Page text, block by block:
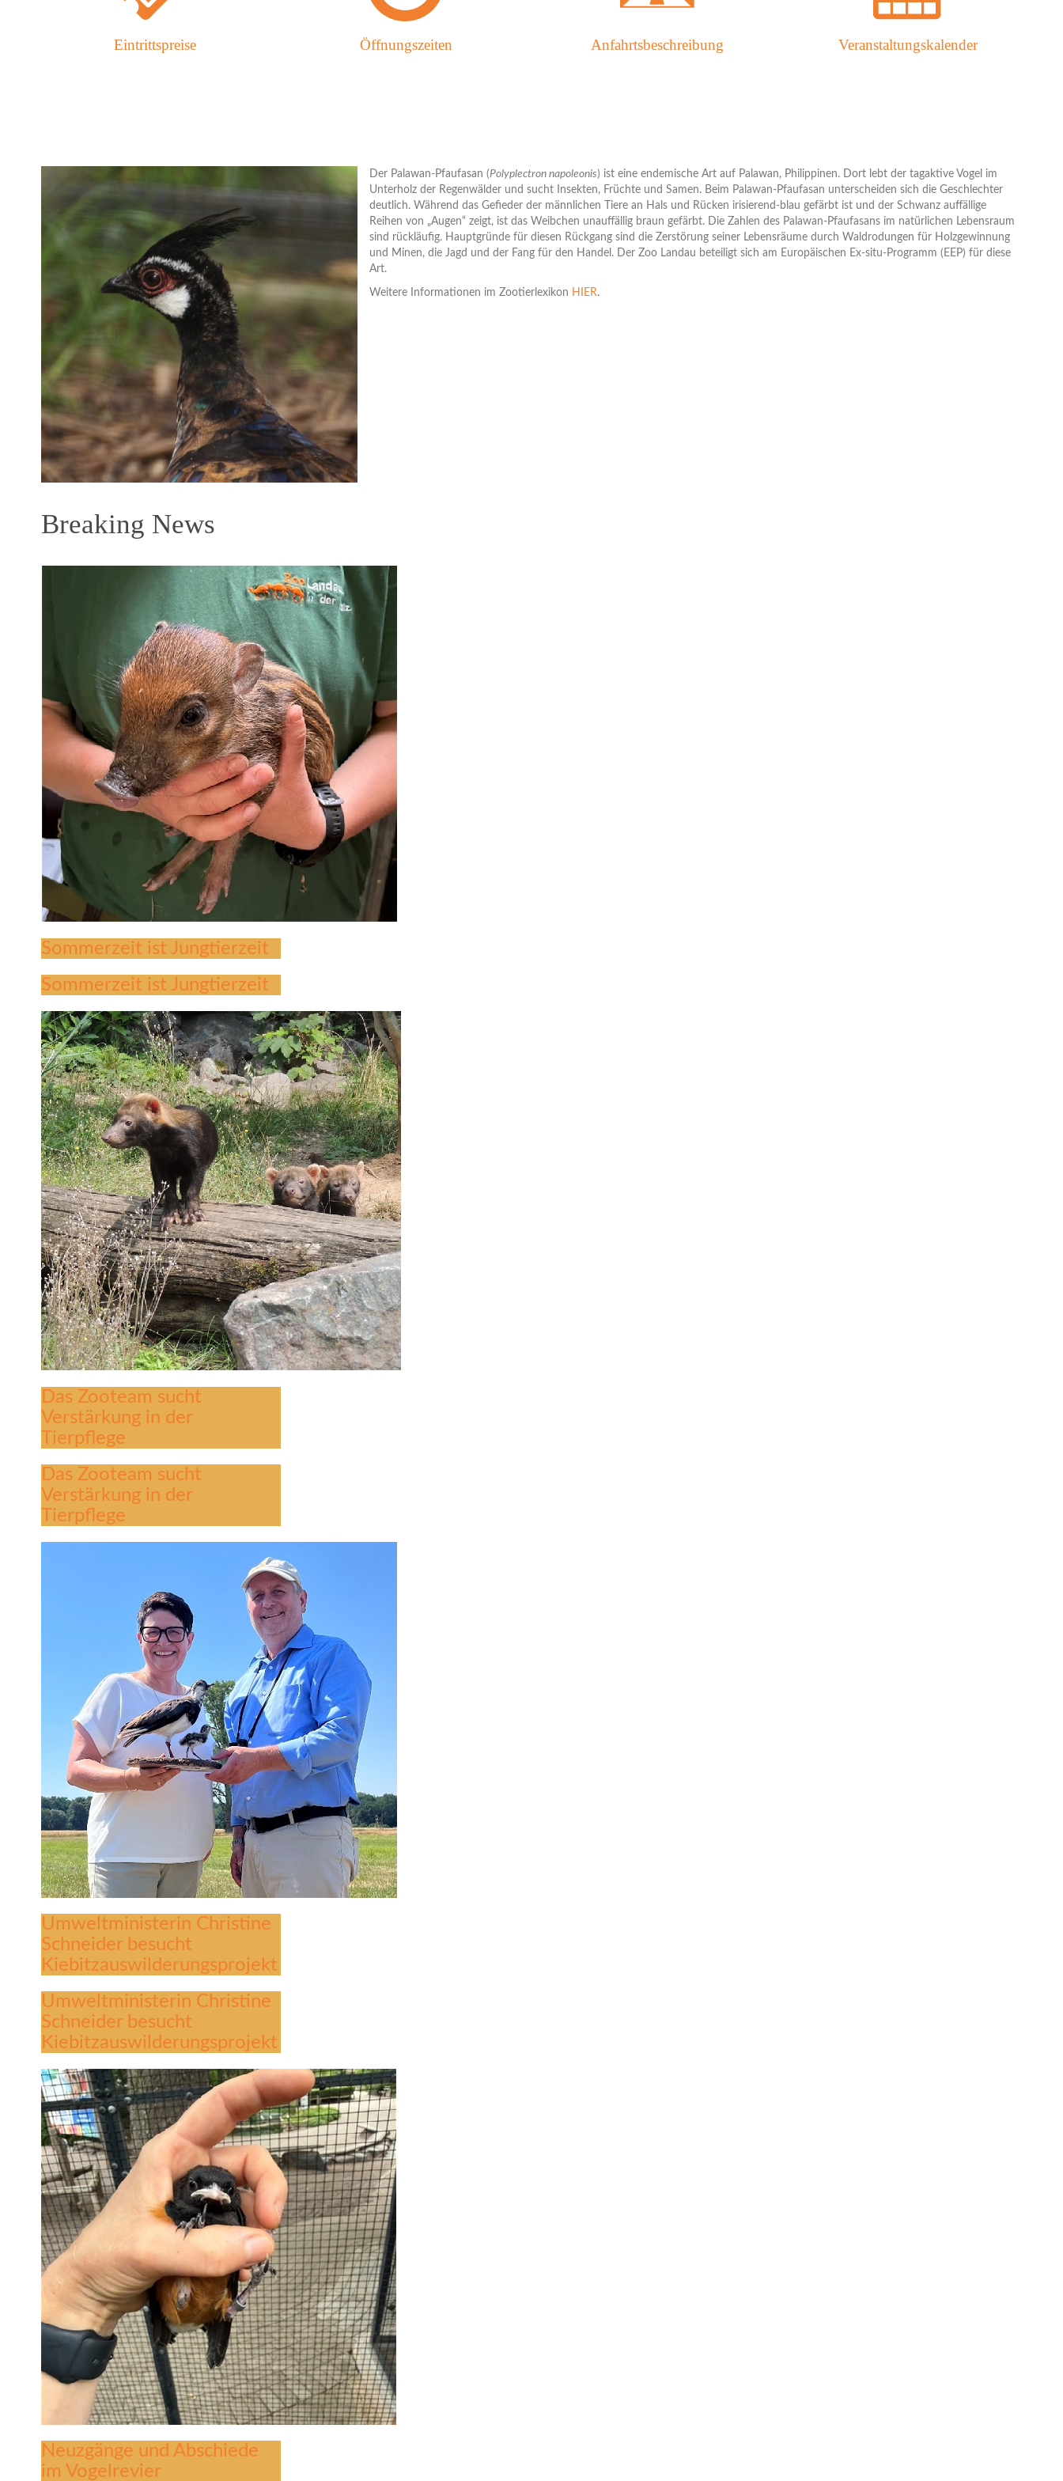
Eintrittspreise Öffnungszeiten Anfahrtsbeschreibung Veranstaltungskalender
Der Palawan-Pfaufasan (Polyplectron napoleonis) ist eine endemische Art auf Palawan, Philippinen. Dort lebt der tagaktive Vogel im
Unterholz der Regenwälder und sucht Insekten, Früchte und Samen. Beim Palawan-Pfaufasan unterscheiden sich die Geschlechter
deutlich. Während das Gefieder der männlichen Tiere an Hals und Rücken irisierend-blau gefärbt ist und der Schwanz auffällige
Reihen von „Augen“ zeigt, ist das Weibchen unauffällig braun gefärbt. Die Zahlen des Palawan-Pfaufasans im natürlichen Lebensraum
sind rückläufig. Hauptgründe für diesen Rückgang sind die Zerstörung seiner Lebensräume durch Waldrodungen für Holzgewinnung
und Minen, die Jagd und der Fang für den Handel. Der Zoo Landau beteiligt sich am Europäischen Ex-situ-Programm (EEP) für diese
Art.
Weitere Informationen im Zootierlexikon HIER.
Breaking News
Sommerzeit ist Jungtierzeit
Sommerzeit ist Jungtierzeit
Das Zooteam sucht
Verstärkung in der
Tierpflege
Das Zooteam sucht
Verstärkung in der
Tierpflege
Umweltministerin Christine
Schneider besucht
Kiebitzauswilderungsprojekt
Umweltministerin Christine
Schneider besucht
Kiebitzauswilderungsprojekt
Neuzgänge und Abschiede
im Vogelrevier